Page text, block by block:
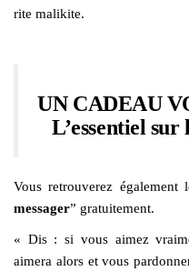
rite malikite.
UN CADEAU
L’essentiel
Vous retrouverez également
messager” gratuitement.
« Dis : si vous aimez
aimera alors et vous